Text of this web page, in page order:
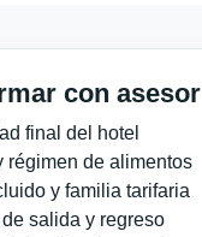
con asesor
final del hotel
régimen de alimentos
y familia tarifaria
salida y regreso